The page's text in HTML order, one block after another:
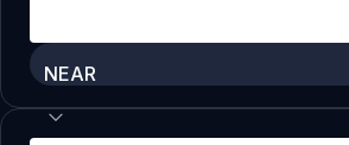
NEAR